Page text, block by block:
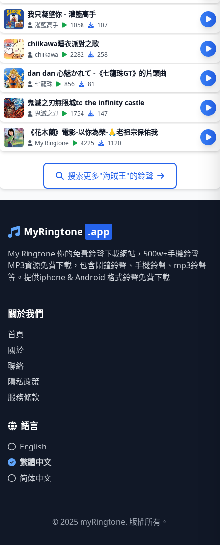
我只凝望你 - 灌籃高手
灌籃高手 1058 107
chiikawa睡衣派對之歌
chiikawa 2282 258
dan dan 心魅かれて -《七龍珠GT》的片頭曲
七龍珠 856 81
鬼滅之刃無限城to the infinity castle
鬼滅之刃 1754 147
《花木蘭》電影-以你為榮-🙏老祖宗保佑我
My Ringtone 4225 1120
搜索更多"海賊王"的鈴聲
MyRingtone .app
My Ringtone 你的免費鈴聲下載網站，500w+手機鈴聲
MP3資源免費下載，包含鬧鐘鈴聲、手機鈴聲、mp3鈴聲
等。提供iphone & Android 格式鈴聲免費下載
關於我們
首頁
關於
聯絡
隱私政策
服務條款
語言
English
繁體中文
简体中文
© 2025 myRingtone. 版權所有。